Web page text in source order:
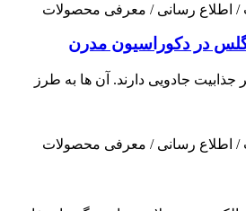
/ اطلاع رسانی / معرفی محصولات
گلس در دکوراسیون مدرن
جادویی دارند. آن ها به طرز
/ اطلاع رسانی / معرفی محصولات